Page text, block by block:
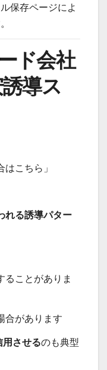
保存ページによ
ド会社
導ス
はこちら」
れる誘導パター
ることがありま
合があります
用させるのも典型